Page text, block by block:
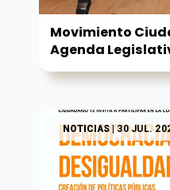
Movimiento
Agenda
NOTICIAS| 30 JUL.